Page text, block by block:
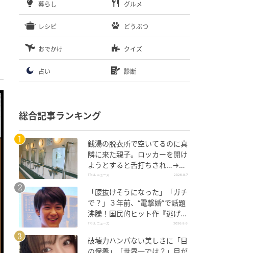
暮らし グルメ
レシピ どうぶつ
おでかけ クイズ
占い 診断
総合記事ランキング
銭湯の脱衣所で空いてるのに真
隣に来た親子。ロッカーを開け
ようとすると舌打ちされ…→直
後、娘の放った“純粋な一言”に
TRILL ニュース 2026.8.7
「腰抜けそうになった」「ガチ
で？」３年前、“電撃婚”で話題
沸騰！国民的ヒット作『逃げ
恥』で異彩放った【国宝級イケ
TRILL ニュース 2026.8.6
破壊力ハンパない美しさに「目
の保養」「世界一では？」目が